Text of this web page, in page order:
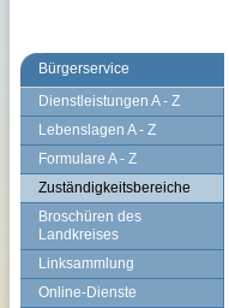
Bürgerservice
Dienstleistungen A - Z
Lebenslagen A - Z
Formulare A - Z
Zuständigkeitsbereiche
Broschüren des
Landkreises
Linksammlung
Online-Dienste